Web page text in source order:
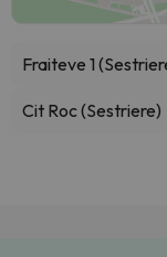
Fraiteve 1
Cit Roc (Sestriere)